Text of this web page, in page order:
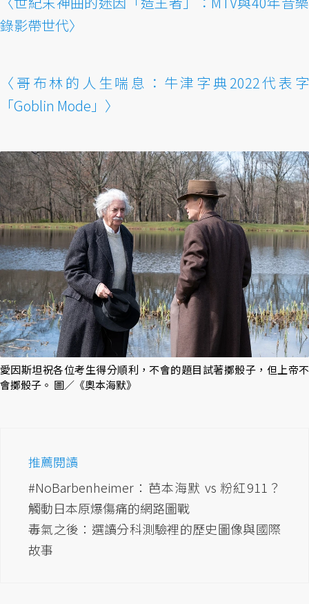
錄影帶世代〉
〈哥布林的人生喘息：牛津字典2022代表字
「Goblin Mode」〉
愛因斯坦祝各位考生得分順利，不會的題目試著擲骰子，但上帝不
會擲骰子。 圖／《奧本海默》
推薦閱讀
#NoBarbenheimer：芭本海默 vs 粉紅911？
觸動日本原爆傷痛的網路圖戰
毒氣之後：選讀分科測驗裡的歷史圖像與國際
故事